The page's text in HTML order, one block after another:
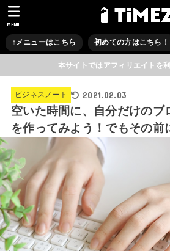
↑メニューはこちら 初めての方はこちら！
MENU
本サイトではアフィリエイトを
ビジネスノート 2021.02.03
空いた時間に、自分だけのブ
を作ってみよう！でもその前